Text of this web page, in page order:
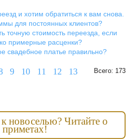
и хотим обратиться к вам снова.
для постоянных клиентов?
точную стоимость переезда, если
примерные расценки?
свадебное платье правильно?
Всего: 173
9 10 11 12
13
новоселью? Читайте о
приметах!